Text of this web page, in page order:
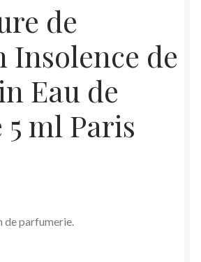
de
Insolence de
Eau de
ml Paris
parfumerie.